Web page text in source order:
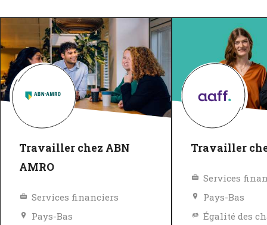
Travailler chez ABN
AMRO
Services financiers
Pays-Bas
Travailler
Services
Pays-Bas